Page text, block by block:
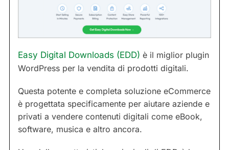
Easy Digital Downloads (EDD) è il miglior plugin
WordPress per la vendita di prodotti digitali.
Questa potente e completa soluzione eCommerce
è progettata specificamente per aiutare aziende e
privati a vendere contenuti digitali come eBook,
software, musica e altro ancora.